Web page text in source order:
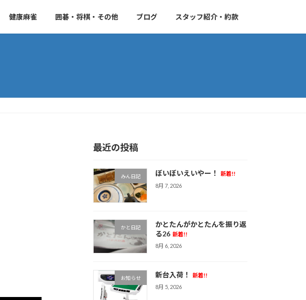
健康麻雀 囲碁・将棋・その他 ブログ スタッフ紹介・約款
最近の投稿
みん日記 ぼいぼいえいやー！
新着!!
8月 7, 2026
かと日記
かとたんがかとたんを振り返
る26 新着!!
8月 6, 2026
お知らせ 新台入荷！
新着!!
8月 5, 2026